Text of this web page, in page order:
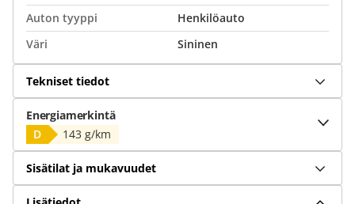
Auton tyyppi
Henkilöauto
Väri
Sininen
Tekniset tiedot
Energiamerkintä
D
143 g/km
Sisätilat ja mukavuudet